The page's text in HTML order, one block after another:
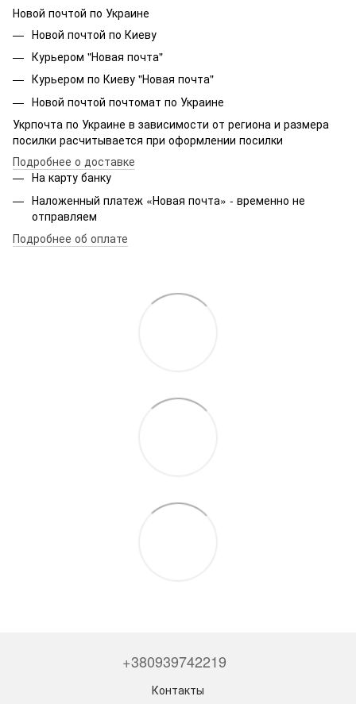
Новой почтой по Украине
Новой почтой по Киеву
Курьером "Новая почта"
Курьером по Киеву "Новая почта"
Новой почтой почтомат по Украине
Укрпочта по Украине в зависимости от региона и размера
посилки расчитывается при оформлении посилки
Подробнее о доставке
На карту банку
Наложенный платеж «Новая почта» - временно не
отправляем
Подробнее об оплате
+380939742219
Контакты